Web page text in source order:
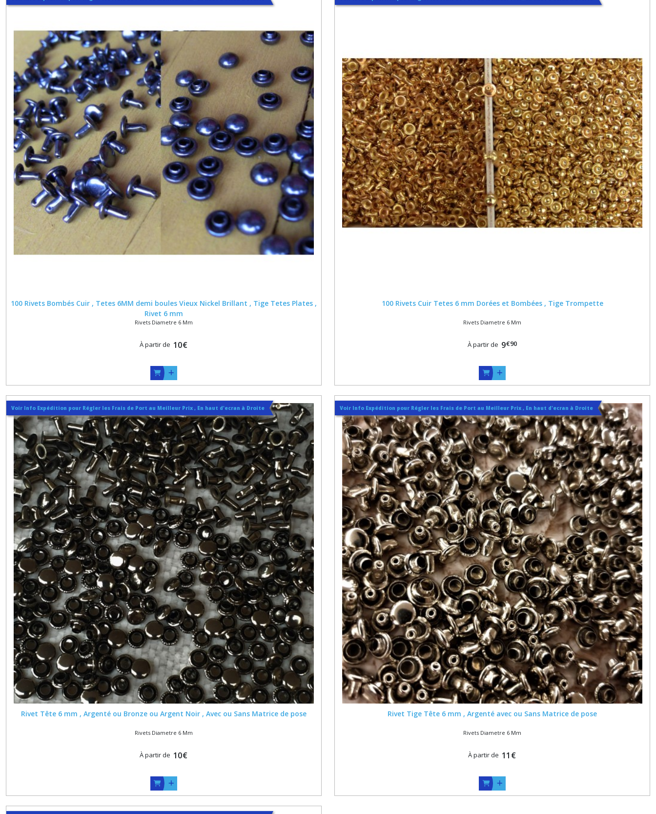
100 Rivets Bombés Cuir , Tetes 6MM demi boules Vieux Nickel Brillant , Tige Tetes Plates ,
Rivet 6 mm
Rivets Diametre 6 Mm
À partir de 10€
100 Rivets Cuir Tetes 6 mm Dorées et Bombées , Tige Trompette
Rivets Diametre 6 Mm
À partir de 9€90
Voir Info Expédition pour Régler les Frais de Port au Meilleur Prix , En haut d'ecran à Droite
Rivet Tête 6 mm , Argenté ou Bronze ou Argent Noir , Avec ou Sans Matrice de pose
Rivets Diametre 6 Mm
À partir de 10€
Voir Info Expédition pour Régler les Frais de Port au Meilleur Prix , En haut d'ecran à Droite
Rivet Tige Tête 6 mm , Argenté avec ou Sans Matrice de pose
Rivets Diametre 6 Mm
À partir de 11 €
MM
MM
RIVETS
DIAMETRE
5
(4)
RIVETS
DIAMETRE
6
MM
(5)
RIVETS
DIAMETRE
(5)
DIAMETRE
10
MM
(7)
RIVETS
DIAMETRE
11
MM
(7)
RIVETS
12
à
17
MM
RIVET
DEMI
BOULE
(1)
RIVET
TUBULAIRE
DE
CEINTURE